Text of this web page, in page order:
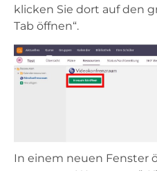
Kontakt
klicken Sie dort auf den
Tab öffnen“.
In einem neuen Fenster